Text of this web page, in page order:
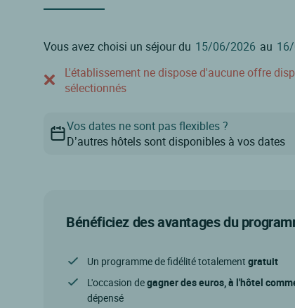
Vous avez choisi un séjour du au
L'établissement ne dispose d'aucune offre
sélectionnés
Vos dates ne sont pas flexibles ?
D’autres hôtels sont disponibles à vos dates
Bénéficiez des avantages du
Un programme de fidélité totalement gratuit
L'occasion degagner des euros, à l'hôtel
dépensé